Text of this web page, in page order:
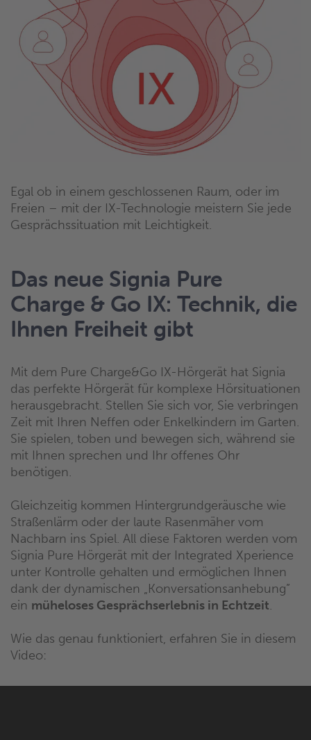
Egal ob in einem geschlossenen Raum, oder im
Freien – mit der IX-Technologie meistern Sie jede
Gesprächssituation mit Leichtigkeit.
Das neue Signia Pure
Charge & Go IX: Technik, die
Ihnen Freiheit gibt
Mit dem Pure Charge&Go IX-Hörgerät hat Signia
das perfekte Hörgerät für komplexe Hörsituationen
herausgebracht. Stellen Sie sich vor, Sie verbringen
Zeit mit Ihren Neffen oder Enkelkindern im Garten.
Sie spielen, toben und bewegen sich, während sie
mit Ihnen sprechen und Ihr offenes Ohr
benötigen.
Gleichzeitig kommen Hintergrundgeräusche wie
Straßenlärm oder der laute Rasenmäher vom
Nachbarn ins Spiel. All diese Faktoren werden vom
Signia Pure Hörgerät mit der Integrated Xperience
unter Kontrolle gehalten und ermöglichen Ihnen
dank der dynamischen „Konversationsanhebung”
ein müheloses Gesprächserlebnis in Echtzeit.
Wie das genau funktioniert, erfahren Sie in diesem
Video: